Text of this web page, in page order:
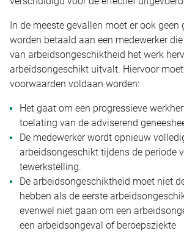
In de meeste gevallen moet er ook
worden betaald aan een medewerker
van arbeidsongeschiktheid het werk
arbeidsongeschikt uitvalt. Hiervoor
voorwaarden voldaan worden:
Het gaat om een progressieve
toelating van de adviserend
De medewerker wordt opnieuw
arbeidsongeschikt tijdens de periode
tewerkstelling.
De arbeidsongeschiktheid moet niet
hebben als de eerste
evenwel niet gaan om een
een arbeidsongeval of beroepsziekte